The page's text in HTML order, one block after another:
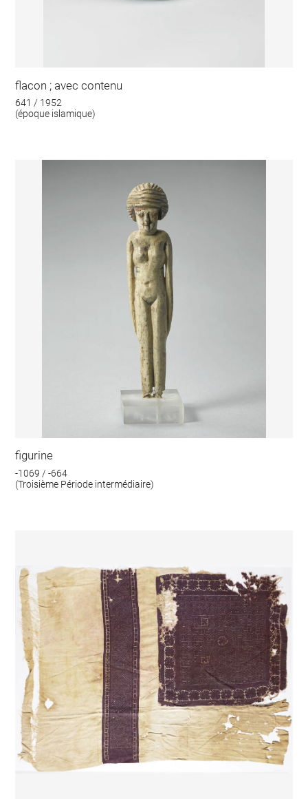
flacon ; avec contenu
641 / 1952
(époque islamique)
figurine
-1069 / -664
(Troisième Période intermédiaire)